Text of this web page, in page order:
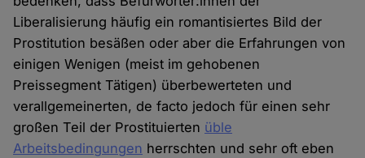
Liberalisierung häufig ein romantisiertes Bild der
Prostitution besäßen oder aber die Erfahrungen von
einigen Wenigen (meist im gehobenen
Preissegment Tätigen) überbewerteten und
verallgemeinerten, de facto jedoch für einen sehr
großen Teil der Prostituierten üble
Arbeitsbedingungen herrschten und sehr oft eben